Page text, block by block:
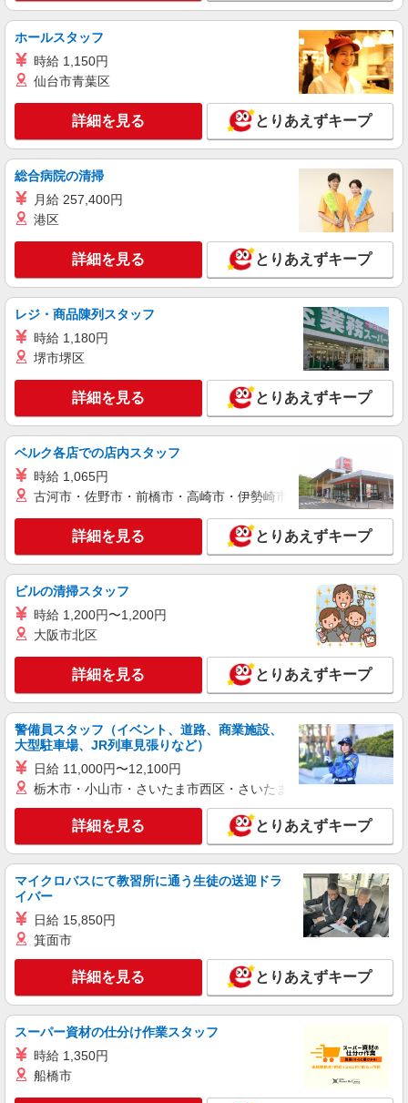
ホールスタッフ
時給 1,150円
仙台市青葉区
詳細を見る とりあえずキープ
総合病院の清掃
月給 257,400円
港区
詳細を見る とりあえずキープ
レジ・商品陳列スタッフ
時給 1,180円
堺市堺区
詳細を見る とりあえずキープ
ベルク各店での店内スタッフ
時給 1,065円
古河市・佐野市・前橋市・高崎市・伊勢崎市・太田市・館林市
詳細を見る とりあえずキープ
ビルの清掃スタッフ
時給 1,200円〜1,200円
大阪市北区
詳細を見る とりあえずキープ
警備員スタッフ（イベント、道路、商業施設、
大型駐車場、JR列車見張りなど）
日給 11,000円〜12,100円
栃木市・小山市・さいたま市西区・さいたま市岩槻区・久喜市・
詳細を見る とりあえずキープ
マイクロバスにて教習所に通う生徒の送迎ドラ
イバー
日給 15,850円
箕面市
詳細を見る とりあえずキープ
スーパー資材の仕分け作業スタッフ
時給 1,350円
船橋市